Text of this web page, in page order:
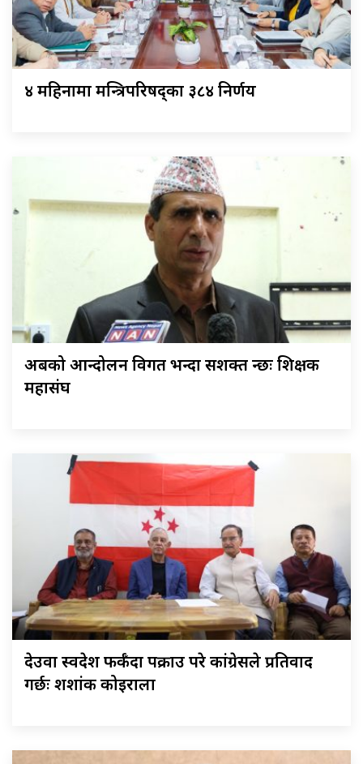
४ महिनामा मन्त्रिपरिषद्का ३८४ निर्णय
अबको आन्दोलन विगत भन्दा सशक्त हुन्छः शिक्षक
महासंघ
देउवा स्वदेश फर्कँदा पक्राउ परे कांग्रेसले प्रतिवाद
गर्छः शशांक कोइराला